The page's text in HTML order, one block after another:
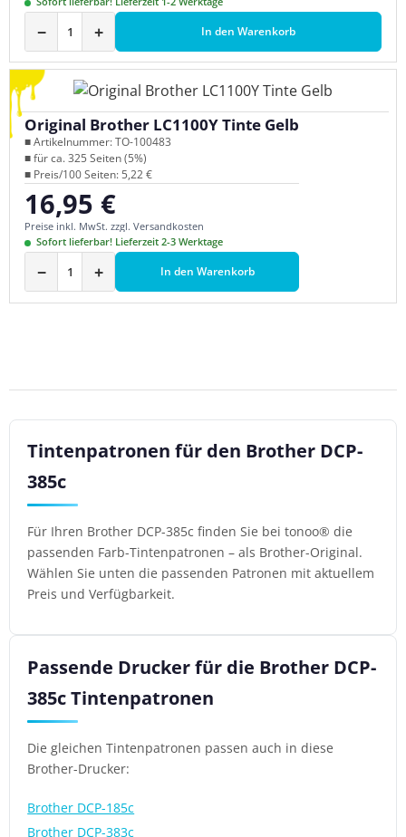
− + In den Warenkorb
Original Brother LC1100Y Tinte Gelb
■ Artikelnummer: TO-100483
■ für ca. 325 Seiten (5%)
■ Preis/100 Seiten: 5,22 €
Regulärer Preis:
16,95 €
Preise inkl. MwSt. zzgl. Versandkosten
Sofort lieferbar! Lieferzeit 2-3 Werktage
− + In den Warenkorb
Tintenpatronen für den Brother DCP-
385c
Für Ihren Brother DCP-385c finden Sie bei tonoo® die
passenden Farb-Tintenpatronen – als Brother-Original.
Wählen Sie unten die passenden Patronen mit aktuellem
Preis und Verfügbarkeit.
Passende Drucker für die Brother DCP-
385c Tintenpatronen
Die gleichen Tintenpatronen passen auch in diese
Brother-Drucker:
Brother DCP-185c
Brother DCP-383c